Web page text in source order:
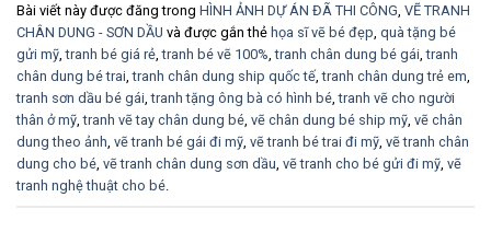
Bài viết này được đăng trong HÌNH ẢNH DỰ ÁN ĐÃ THI CÔNG VẼ TRANH
CHÂN DUNG - SƠN DẦU và được gắn thẻ họa sĩ vẽ bé đẹp quà tặng bé
gửi mỹ ,tranh bé giá rẻ ,tranh bé vẽ 100% ,tranh chân dung bé gái ,tranh
chân dung bé trai ,tranh chân dung ship quốc tế,tranh chân dung trẻ em
tranh sơn dầu bé gái ,tranh tặng ông bà có hình bé ,tranh vẽ cho người
thân ở mỹ ,tranh vẽ tay chân dung bé vẽ chân dung bé ship mỹ vẽ chân
dung theo ảnh vẽ tranh bé gái đi mỹ vẽ tranh bé trai đi mỹ vẽ tranh chân
dung cho bé vẽ tranh chân dung sơn dầu vẽ tranh cho bé gửi đi mỹ vẽ
tranh nghệ thuật cho bé